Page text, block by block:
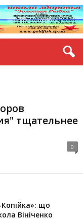
тщательнее
0
Копійка»: що
Вініченко